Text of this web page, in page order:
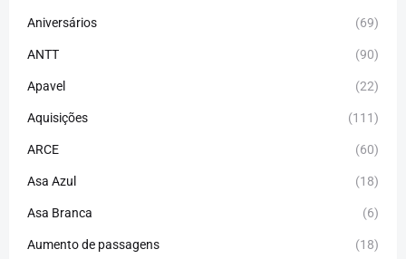
Aniversários (69)
ANTT (90)
Apavel (22)
Aquisições (111)
ARCE (60)
Asa Azul (18)
Asa Branca (6)
Aumento de passagens (18)